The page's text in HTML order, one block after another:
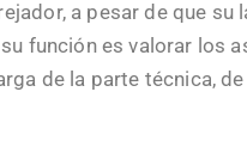
a pesar de que su
función es valorar los
de la parte técnica,